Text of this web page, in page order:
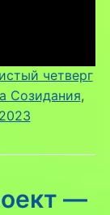
четверг
Созидания
—